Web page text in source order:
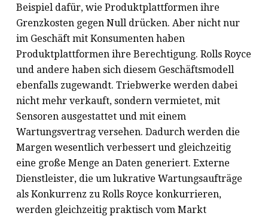
Beispiel dafür, wie Produktplattformen ihre
Grenzkosten gegen Null drücken. Aber nicht nur
im Geschäft mit Konsumenten haben
Produktplattformen ihre Berechtigung. Rolls Royce
und andere haben sich diesem Geschäftsmodell
ebenfalls zugewandt. Triebwerke werden dabei
nicht mehr verkauft, sondern vermietet, mit
Sensoren ausgestattet und mit einem
Wartungsvertrag versehen. Dadurch werden die
Margen wesentlich verbessert und gleichzeitig
eine große Menge an Daten generiert. Externe
Dienstleister, die um lukrative Wartungsaufträge
als Konkurrenz zu Rolls Royce konkurrieren,
werden gleichzeitig praktisch vom Markt